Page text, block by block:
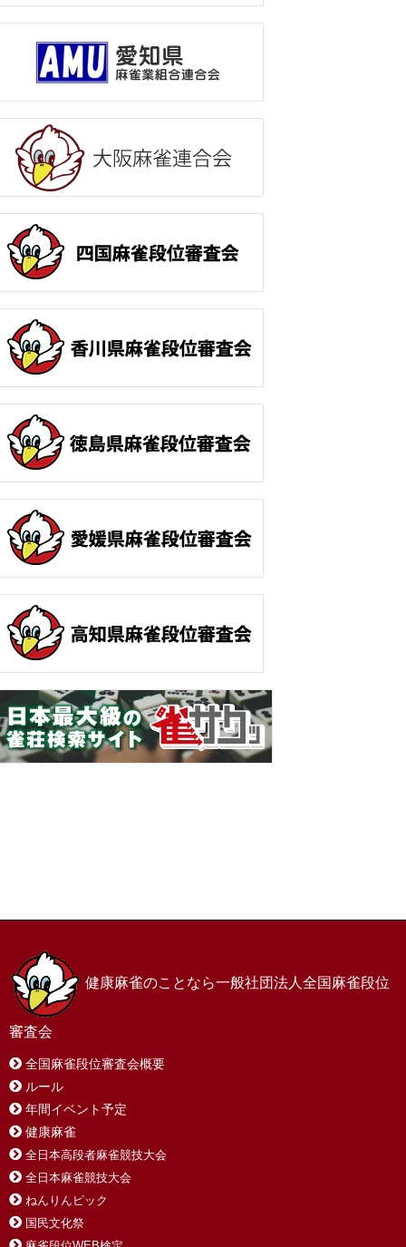
健康麻雀のことなら一般社団法人全国麻雀段位
審査会
全国麻雀段位審査会概要
ルール
年間イベント予定
健康麻雀
全日本高段者麻雀競技大会
全日本麻雀競技大会
ねんりんピック
国民文化祭